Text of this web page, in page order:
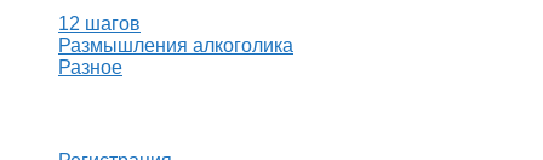
12 шагов
Размышления алкоголика
Разное